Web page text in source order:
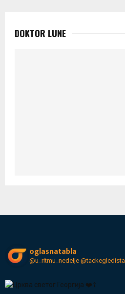
DOKTOR LUNE
oglasnatabla
@u_ritmu_nedelje @tackegledista